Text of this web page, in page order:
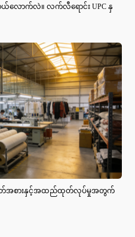
လောက်လဲ။ လက်လီရောင်း UPC နှ
တ်အစားနှင့်အထည်ထုတ်လုပ်မှုအတွက်